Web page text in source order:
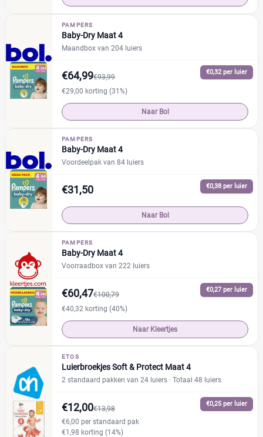
PAMPERS
Baby-Dry Maat 4
Maandbox van 204 luiers
€0,32 per luier
€64,99€93,99
€29,00 korting (31%)
Naar Bol
PAMPERS
Baby-Dry Maat 4
Voordeelpak van 84 luiers
€0,38 per luier
€31,50
Naar Bol
PAMPERS
Baby-Dry Maat 4
Voorraadbox van 222 luiers
€0,27 per luier
€60,47€100,79
€40,32 korting (40%)
Naar Kleertjes
ETOS
Luierbroekjes Soft & Protect Maat 4
2 standaard pakken van 24 luiers · Totaal 48 luiers
€0,25 per luier
€12,00€13,98
€6,00 per standaard pak
€1,98 korting (14%)